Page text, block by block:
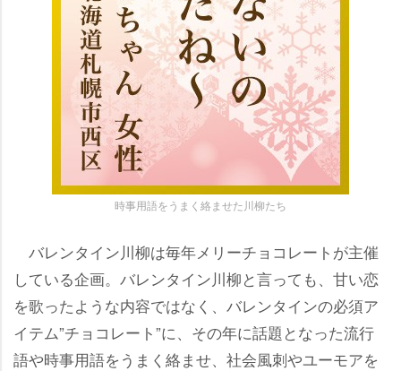
時事用語をうまく絡ませた川柳たち
バレンタイン川柳は毎年メリーチョコレートが主催
している企画。バレンタイン川柳と言っても、甘い恋
を歌ったような内容ではなく、バレンタインの必須ア
イテム”チョコレート”に、その年に話題となった流行
語や時事用語をうまく絡ませ、社会風刺やユーモアを